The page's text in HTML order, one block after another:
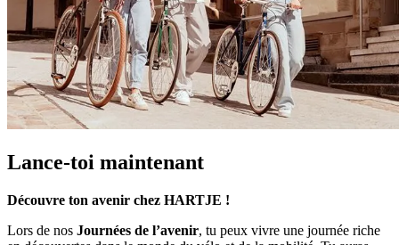
Lance-toi maintenant
Découvre ton avenir chez HARTJE !
Lors de nos Journées de l’avenir, tu peux vivre une journée riche